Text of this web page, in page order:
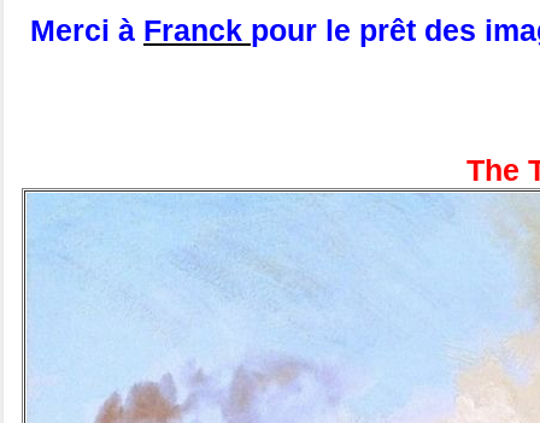
Merci à Franck pour le prêt des
The